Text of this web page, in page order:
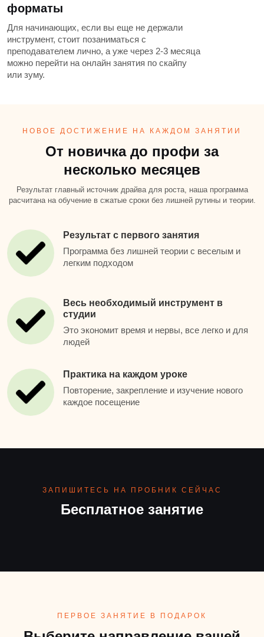
форматы
Для начинающих, если вы еще не держали
инструмент, стоит позаниматься с
преподавателем лично, а уже через 2-3 месяца
можно перейти на онлайн занятия по скайпу
или зуму.
НОВОЕ ДОСТИЖЕНИЕ НА КАЖДОМ ЗАНЯТИИ
От новичка до профи за
несколько месяцев
Результат главный источник драйва для роста, наша программа
расчитана на обучение в сжатые сроки без лишней рутины и теории.
Результат с первого занятия
Программа без лишней теории с веселым и
легким подходом
Весь необходимый инструмент в
студии
Это экономит время и нервы, все легко и для
людей
Практика на каждом уроке
Повторение, закрепление и изучение нового
каждое посещение
Бесплатное занятие
ЗАПИШИТЕСЬ НА ПРОБНИК СЕЙЧАС
ПЕРВОЕ ЗАНЯТИЕ В ПОДАРОК